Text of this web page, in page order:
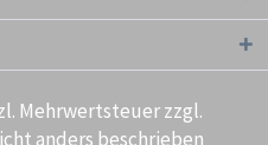
Mehrwertsteuer zzgl.
anders beschrieben